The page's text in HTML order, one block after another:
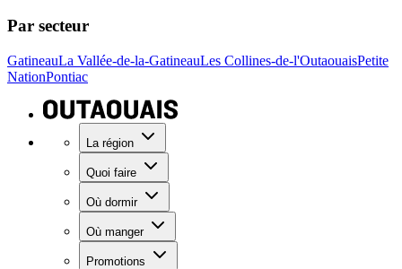
Par secteur
GatineauLa Vallée-de-la-GatineauLes Collines-de-l'OutaouaisPetite
NationPontiac
La région
Quoi faire
Où dormir
Où manger
Promotions